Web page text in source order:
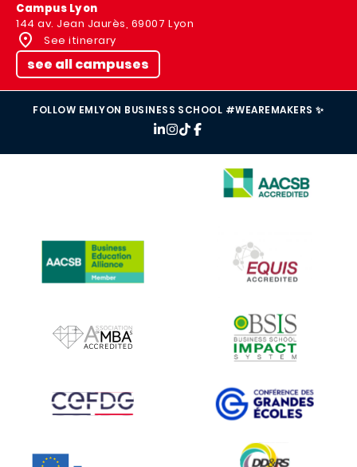
Campus Lyon
144 av. Jean Jaurès, 69007 Lyon
See itinerary
see all campuses
FOLLOW EMLYON BUSINESS SCHOOL #WEAREMAKERS ✨
IMAGE
IMAGE
IMAGE
IMAGE IMAGE